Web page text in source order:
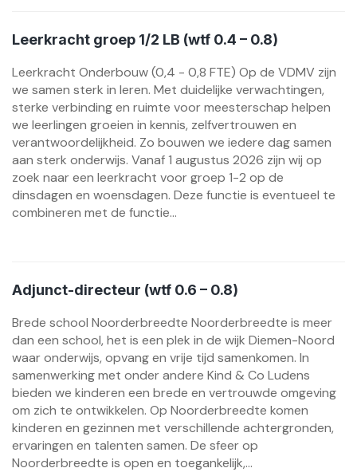
Leerkracht groep 1/2 LB (wtf 0.4 – 0.8)
Leerkracht Onderbouw (0,4 - 0,8 FTE) Op de VDMV zijn
we samen sterk in leren. Met duidelijke verwachtingen,
sterke verbinding en ruimte voor meesterschap helpen
we leerlingen groeien in kennis, zelfvertrouwen en
verantwoordelijkheid. Zo bouwen we iedere dag samen
aan sterk onderwijs. Vanaf 1 augustus 2026 zijn wij op
zoek naar een leerkracht voor groep 1-2 op de
dinsdagen en woensdagen. Deze functie is eventueel te
combineren met de functie...
Adjunct-directeur (wtf 0.6 – 0.8)
Brede school Noorderbreedte Noorderbreedte is meer
dan een school, het is een plek in de wijk Diemen-Noord
waar onderwijs, opvang en vrije tijd samenkomen. In
samenwerking met onder andere Kind & Co Ludens
bieden we kinderen een brede en vertrouwde omgeving
om zich te ontwikkelen. Op Noorderbreedte komen
kinderen en gezinnen met verschillende achtergronden,
ervaringen en talenten samen. De sfeer op
Noorderbreedte is open en toegankelijk,...